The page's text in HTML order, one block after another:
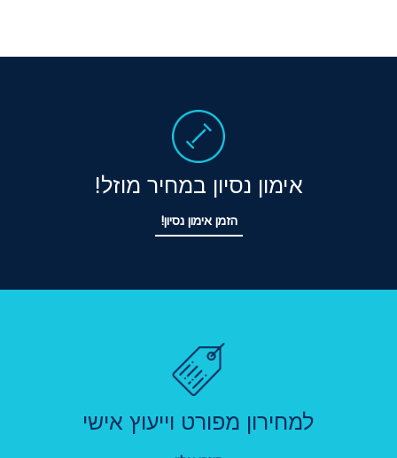
אימון נסיון במחיר מוזל!
הזמן אימון נסיון!
למחירון מפורט וייעוץ אישי